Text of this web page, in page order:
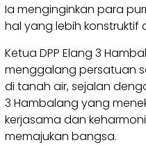
Ia menginginkan para
hal yang lebih konstruktif
Ketua DPP Elang 3
menggalang persatuan
di tanah air, sejalan
3 Hambalang yang
kerjasama dan
memajukan bangsa.